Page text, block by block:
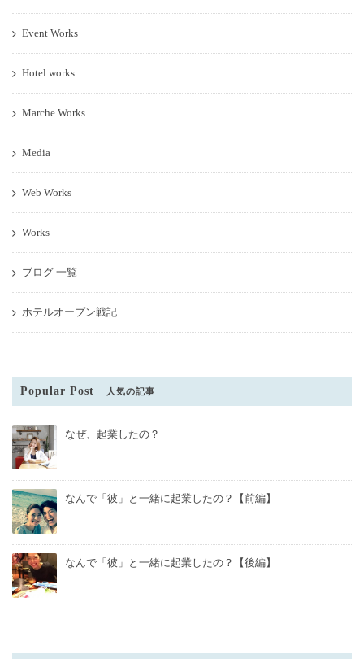
Event Works
Hotel works
Marche Works
Media
Web Works
Works
ブログ 一覧
ホテルオープン戦記
Popular Post 人気の記事
なぜ、起業したの？
なんで「彼」と一緒に起業したの？【前編】
なんで「彼」と一緒に起業したの？【後編】